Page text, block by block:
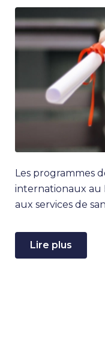
Les programmes
internationaux au
aux services de
Lire plus